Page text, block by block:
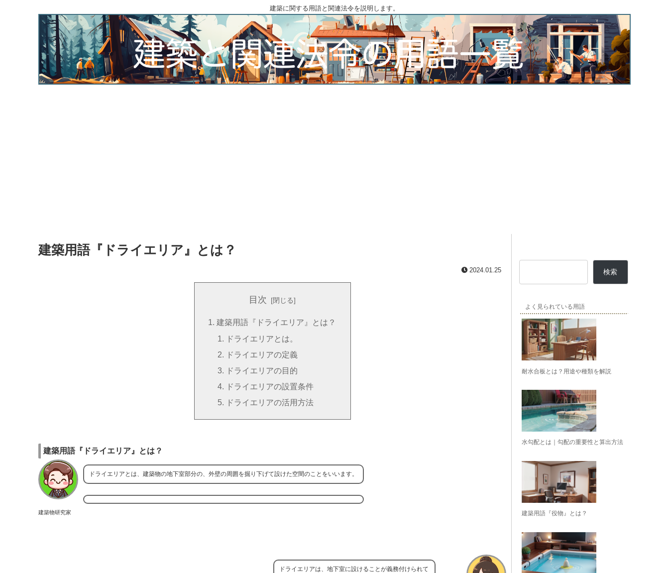
建築に関する用語と関連法令を説明します。
建築用語『ドライエリア』とは？
2024.01.25
目次
建築用語『ドライエリア』とは？
ドライエリアとは。
ドライエリアの定義
ドライエリアの目的
ドライエリアの設置条件
ドライエリアの活用方法
建築用語『ドライエリア』とは？
建築物研究家
ドライエリアとは、建築物の地下室部分の、外壁の周囲を掘り下げて設けた空間のことをいいます。
ドライエリアは、地下室に設けることが義務付けられて
検索
よく見られている用語
耐水合板とは？用途や種類を解説
水勾配とは｜勾配の重要性と算出方法
建築用語『役物』とは？